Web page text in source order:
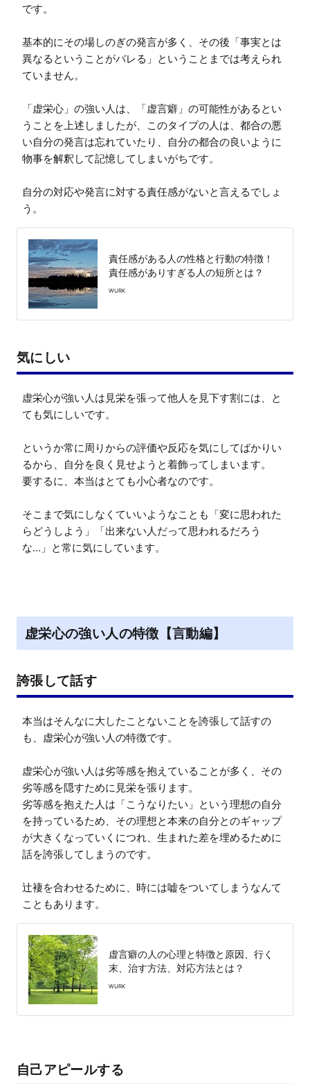
です。
基本的にその場しのぎの発言が多く、その後「事実とは
異なるということがバレる」ということまでは考えられ
ていません。
「虚栄心」の強い人は、「虚言癖」の可能性があるとい
うことを上述しましたが、このタイプの人は、都合の悪
い自分の発言は忘れていたり、自分の都合の良いように
物事を解釈して記憶してしまいがちです。
自分の対応や発言に対する責任感がないと言えるでしょ
う。
責任感がある人の性格と行動の特徴！
責任感がありすぎる人の短所とは？
WURK
気にしい
虚栄心が強い人は見栄を張って他人を見下す割には、と
ても気にしいです。
というか常に周りからの評価や反応を気にしてばかりい
るから、自分を良く見せようと着飾ってしまいます。
要するに、本当はとても小心者なのです。
そこまで気にしなくていいようなことも「変に思われた
らどうしよう」「出来ない人だって思われるだろう
な…」と常に気にしています。
虚栄心の強い人の特徴【言動編】
誇張して話す
本当はそんなに大したことないことを誇張して話すの
も、虚栄心が強い人の特徴です。
虚栄心が強い人は劣等感を抱えていることが多く、その
劣等感を隠すために見栄を張ります。
劣等感を抱えた人は「こうなりたい」という理想の自分
を持っているため、その理想と本来の自分とのギャップ
が大きくなっていくにつれ、生まれた差を埋めるために
話を誇張してしまうのです。
辻褄を合わせるために、時には嘘をついてしまうなんて
こともあります。
虚言癖の人の心理と特徴と原因、行く
末、治す方法、対応方法とは？
WURK
自己アピールする